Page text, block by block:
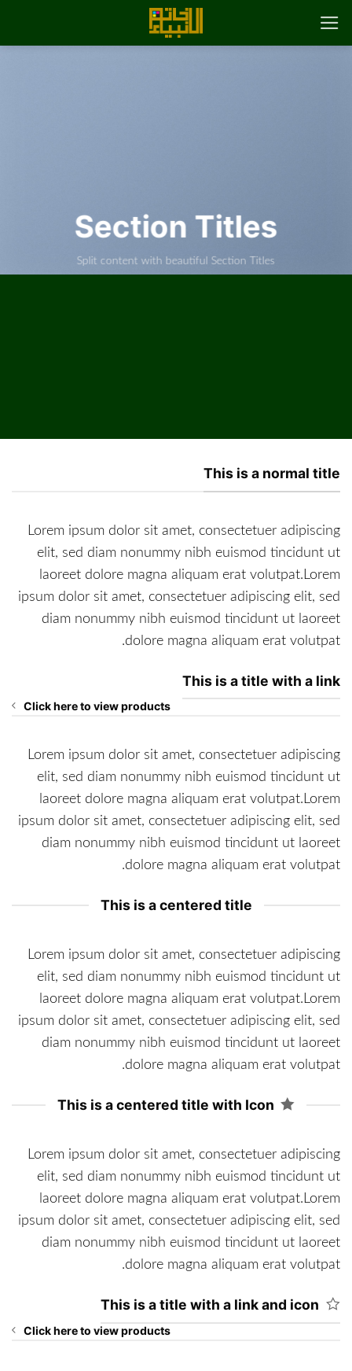
Section Titles
Split content with beautiful Section Titles
This is a normal title
Lorem ipsum dolor sit amet, consectetuer adipiscing
elit, sed diam nonummy nibh euismod tincidunt ut
laoreet dolore magna aliquam erat volutpat.Lorem
ipsum dolor sit amet, consectetuer adipiscing elit, sed
diam nonummy nibh euismod tincidunt ut laoreet
dolore magna aliquam erat volutpat.
This is a title with a link
Click here to view products
Lorem ipsum dolor sit amet, consectetuer adipiscing
elit, sed diam nonummy nibh euismod tincidunt ut
laoreet dolore magna aliquam erat volutpat.Lorem
ipsum dolor sit amet, consectetuer adipiscing elit, sed
diam nonummy nibh euismod tincidunt ut laoreet
dolore magna aliquam erat volutpat.
This is a centered title
Lorem ipsum dolor sit amet, consectetuer adipiscing
elit, sed diam nonummy nibh euismod tincidunt ut
laoreet dolore magna aliquam erat volutpat.Lorem
ipsum dolor sit amet, consectetuer adipiscing elit, sed
diam nonummy nibh euismod tincidunt ut laoreet
dolore magna aliquam erat volutpat.
This is a centered title with Icon
Lorem ipsum dolor sit amet, consectetuer adipiscing
elit, sed diam nonummy nibh euismod tincidunt ut
laoreet dolore magna aliquam erat volutpat.Lorem
ipsum dolor sit amet, consectetuer adipiscing elit, sed
diam nonummy nibh euismod tincidunt ut laoreet
dolore magna aliquam erat volutpat.
This is a title with a link and icon
Click here to view products